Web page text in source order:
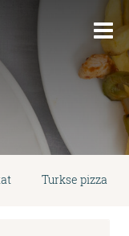
Turkse pizza